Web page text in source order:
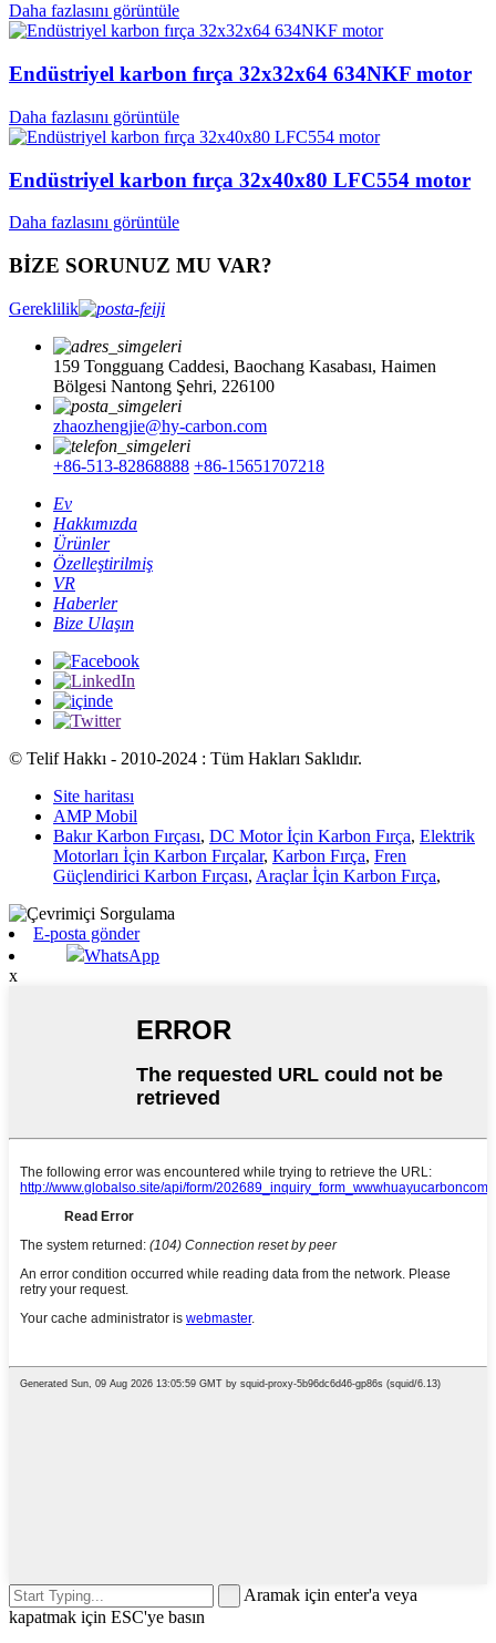
Daha fazlasını görüntüle
Endüstriyel karbon fırça 32x32x64 634NKF motor
Daha fazlasını görüntüle
Endüstriyel karbon fırça 32x40x80 LFC554 motor
Daha fazlasını görüntüle
BİZE SORUNUZ MU VAR?
Gereklilik
159 Tongguang Caddesi, Baochang Kasabası, Haimen
Bölgesi Nantong Şehri, 226100
zhaozhengjie@hy-carbon.com
+86-513-82868888 +86-15651707218
Ev
Hakkımızda
Ürünler
Özelleştirilmiş
VR
Haberler
Bize Ulaşın
© Telif Hakkı - 2010-2024 : Tüm Hakları Saklıdır.
Site haritası
AMP Mobil
Bakır Karbon Fırçası, DC Motor İçin Karbon Fırça, Elektrik
Motorları İçin Karbon Fırçalar, Karbon Fırça, Fren
Güçlendirici Karbon Fırçası, Araçlar İçin Karbon Fırça,
E-posta gönder
WhatsApp
x
Aramak için enter'a veya
kapatmak için ESC'ye basın